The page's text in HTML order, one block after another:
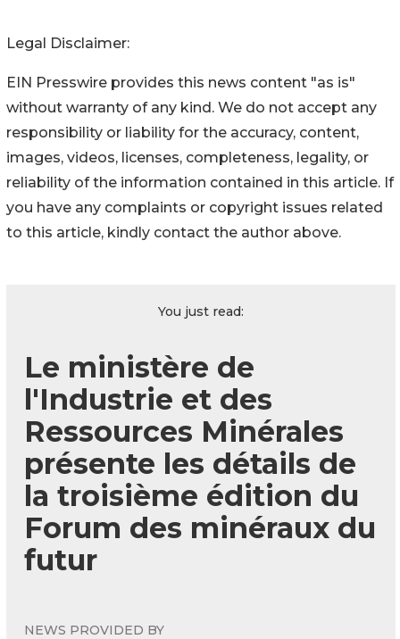
Legal Disclaimer:
EIN Presswire provides this news content "as is"
without warranty of any kind. We do not accept any
responsibility or liability for the accuracy, content,
images, videos, licenses, completeness, legality, or
reliability of the information contained in this article. If
you have any complaints or copyright issues related
to this article, kindly contact the author above.
You just read:
Le ministère de
l'Industrie et des
Ressources Minérales
présente les détails de
la troisième édition du
Forum des minéraux du
futur
NEWS PROVIDED BY